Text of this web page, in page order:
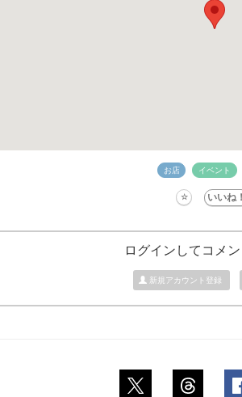
お店 イベント
ログインしてコメン
新規アカウント登録